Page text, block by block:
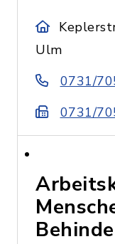
Ulm
0731/
0731/